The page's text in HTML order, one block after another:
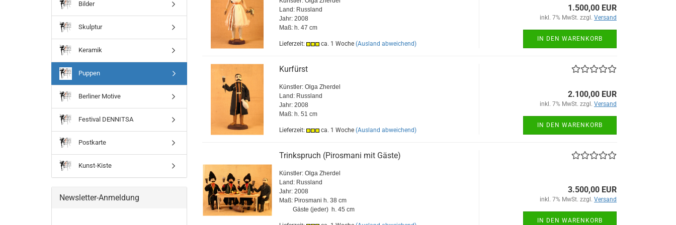
Land: Russland
Jahr: 2008
Maß: h. 47 cm
Lieferzeit: ca. 1 Woche (Ausland abweichend)
1.500,00 EUR
inkl. 7% MwSt. zzgl. Versand
IN DEN WARENKORB
Kurfürst
Künstler: Olga Zherdel
Land: Russland
Jahr: 2008
Maß: h. 51 cm
Lieferzeit: ca. 1 Woche (Ausland abweichend)
2.100,00 EUR
inkl. 7% MwSt. zzgl. Versand
IN DEN WARENKORB
Trinkspruch (Pirosmani mit Gäste)
Künstler: Olga Zherdel
Land: Russland
Jahr: 2008
Maß: Pirosmani h. 38 cm
Gäste (jeder) h. 45 cm
3.500,00 EUR
inkl. 7% MwSt. zzgl. Versand
IN DEN WARENKORB
Bilder
Skulptur
Keramik
Puppen
Berliner Motive
Festival DENNITSA
Postkarte
Kunst-Kiste
Newsletter-Anmeldung